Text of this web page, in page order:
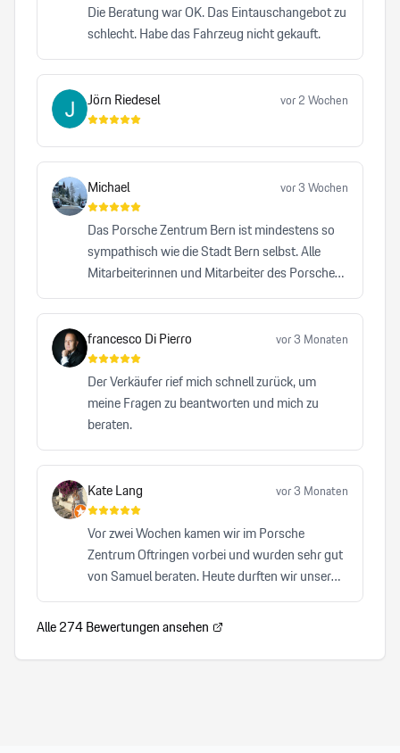
Die Beratung war OK. Das Eintauschangebot zu
schlecht. Habe das Fahrzeug nicht gekauft.
Jörn Riedesel vor 2 Wochen
Michael vor 3 Wochen
Das Porsche Zentrum Bern ist mindestens so
sympathisch wie die Stadt Bern selbst. Alle
Mitarbeiterinnen und Mitarbeiter des Porsche
Zentrums Bern leisten einen bemerkenswerten
Beitrag dazu, dass die Traditionsmarke Porsche
auf höchstem Niveau repräsentiert wird. Kein
anderes Autohaus, das ich bisher besucht habe,
hat mich mit einer vergleichbaren Herzlichkeit,
Professionalität und Zuverlässigkeit überzeugt.
francesco Di Pierro vor 3 Monaten
Der Verkäufer rief mich schnell zurück, um
meine Fragen zu beantworten und mich zu
beraten.
Kate Lang vor 3 Monaten
Vor zwei Wochen kamen wir im Porsche
Zentrum Oftringen vorbei und wurden sehr gut
von Samuel beraten. Heute durften wir unser
Auto abholen und waren von A-Z zufrieden. Wir
können Samuel von Herzen und auch das
Porsche Zentrum Oftrigen sehr empfehlen.
Herzlicher, kompetenter Service, der keinen
Alle274Bewertungen ansehen